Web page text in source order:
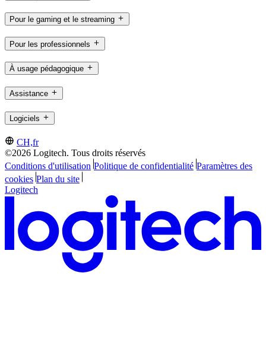
Pour le gaming et le streaming
Pour les professionnels
À usage pédagogique
Assistance
Logiciels
CH,fr
©2026 Logitech. Tous droits réservés
Conditions d'utilisation Politique de confidentialité Paramètres des
cookies Plan du site
Logitech